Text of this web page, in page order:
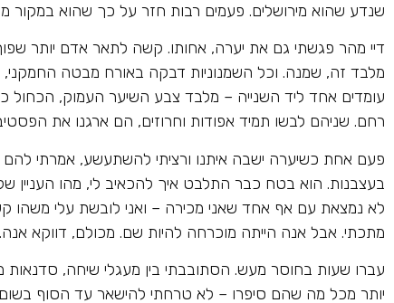
שנדע שהוא מירושלים. פעמים רבות חזר על כך שהוא במקור
דיי מהר פגשתי גם את יערה, אחותו. קשה לתאר אדם יותר
מלבד זה, שמנה. וכל השמנוניות דבקה באורח מבטה החמקני,
עומדים אחד ליד השנייה – מלבד צבע השיער העמוק,
רחם. שניהם לבשו תמיד אפודות וחרוזים, הם ארגנו את
פעם אחת כשיערה ישבה איתנו ורציתי להשתעשע, אמרתי להם
בעצבנות. הוא בטח כבר התלבט איך להכאיב לי, מהו העניין
לא נמצאת עם אף אחד שאני מכירה – ואני לובשת עלי משהו
מתכתי. אבל אנה הייתה מוכרחה להיות שם. מכולם, דווקא אנה.
עברו שעות בחוסר מעש. הסתובבתי בין מעגלי שיחה, סדנאות
יותר מכל מה שהם סיפרו – לא טרחתי להישאר עד הסוף בשום